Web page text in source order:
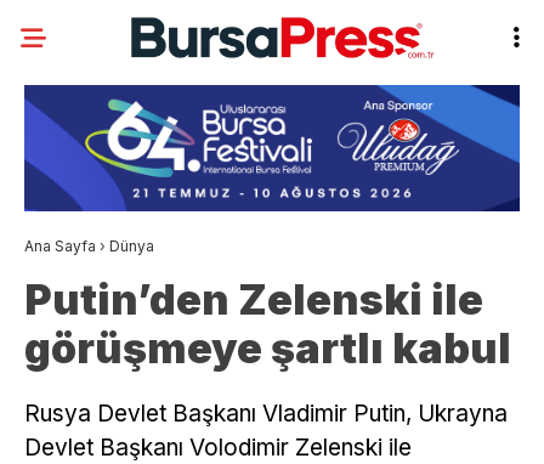
Ana Sayfa › Dünya
Putin’den Zelenski ile
görüşmeye şartlı kabul
Rusya Devlet Başkanı Vladimir Putin, Ukrayna
Devlet Başkanı Volodimir Zelenski ile